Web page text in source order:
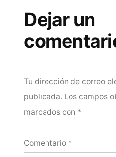
Dejar un
Tu dirección de correo
publicada. Los campos
marcados con *
Comentario *